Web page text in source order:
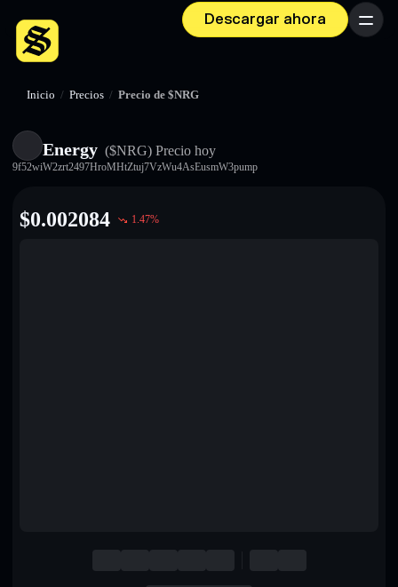
Descargar ahora Menú
Inicio / Precios / Precio de $NRG
Energy ($NRG) Precio hoy
9f52wiW2zrt2497HroMHtZtuj7VzWu4AsEusmW3pump
$0.002084 1.47%